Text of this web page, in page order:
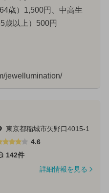
歳）1,500円、中高生
歳以上）500円
jewellumination/
東京都稲城市矢野口4015-1
4.6
142件
詳細情報を見る